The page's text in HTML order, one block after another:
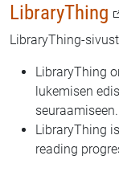
LibraryThing
LibraryThing-
LibraryThing
lukemisen
seuraamiseen.
LibraryThing
reading